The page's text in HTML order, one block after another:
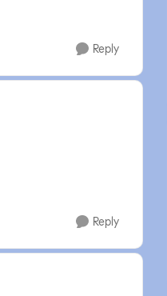
Reply
Reply